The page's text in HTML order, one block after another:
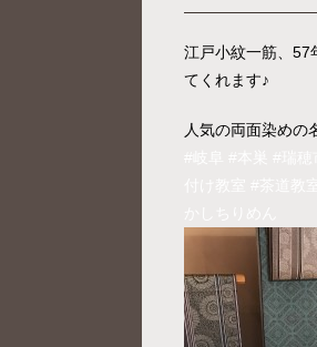
江戸小紋一筋、57
てくれます♪
人気の両面染めの